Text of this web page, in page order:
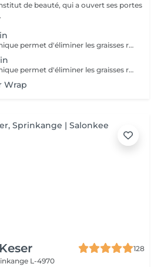
de beauté, qui a ouvert ses portes
Ce palper rouler mécanique permet d'éliminer les graisses résistantes à l'exercice physique et aux régimes grâce à la technologie Lipomassage. En bref il permet de : DESTOCKER, RAFFERMIR, RESCULPTER, LISSER
Ce palper rouler mécanique permet d'éliminer les graisses résistantes à l'exercice physique et aux régimes grâce à la technologie Lipomassage. En bref il permet de : DESTOCKER, RAFFERMIR, RESCULPTER, LISSER
Wrap
128
L-4970